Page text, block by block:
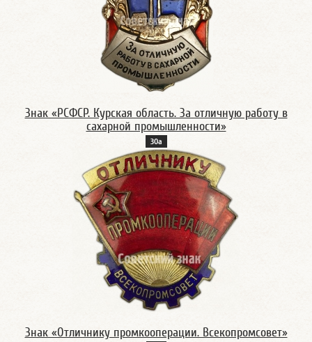
Знак «РСФСР. Курская область. За отличную работу в
сахарной промышленности»
30а
Знак «Отличнику промкооперации. Всекопромсовет»